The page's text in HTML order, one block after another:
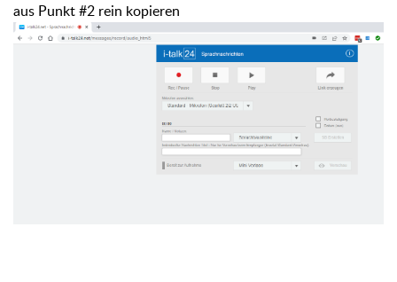
aus Punkt #2 rein kopieren